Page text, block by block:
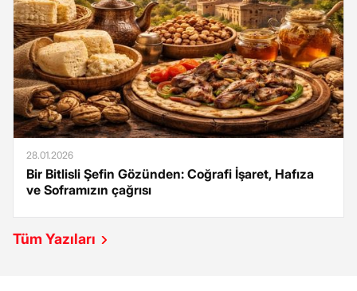
28.01.2026
Bir Bitlisli Şefin Gözünden: Coğrafi İşaret, Hafıza
ve Soframızın çağrısı
Tüm Yazıları